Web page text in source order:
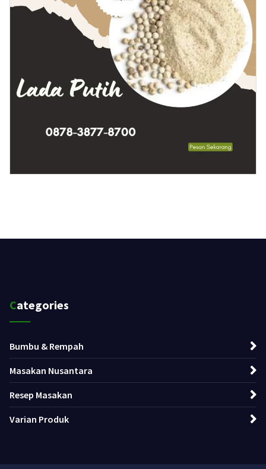
Categories
Bumbu & Rempah
Masakan Nusantara
Resep Masakan
Varian Produk